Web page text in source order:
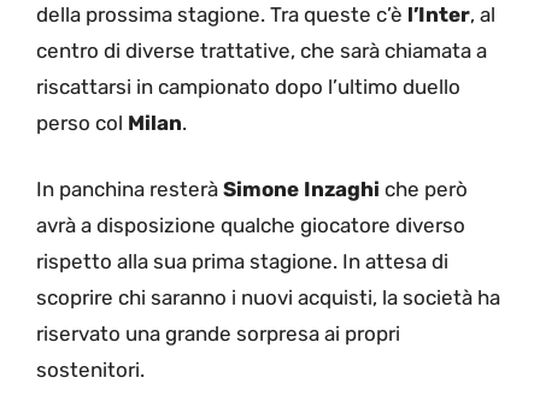
della prossima stagione. Tra queste c’è l’Inter, al
centro di diverse trattative, che sarà chiamata a
riscattarsi in campionato dopo l’ultimo duello
perso col Milan.
In panchina resterà Simone Inzaghi che però
avrà a disposizione qualche giocatore diverso
rispetto alla sua prima stagione. In attesa di
scoprire chi saranno i nuovi acquisti, la società ha
riservato una grande sorpresa ai propri
sostenitori.